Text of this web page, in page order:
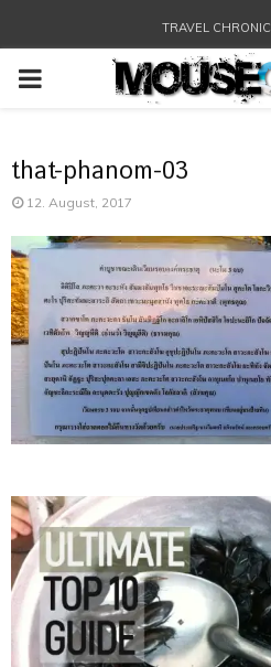
TRAVEL CHRONIC
PRIMARY
that-phanom-03
12. August, 2017